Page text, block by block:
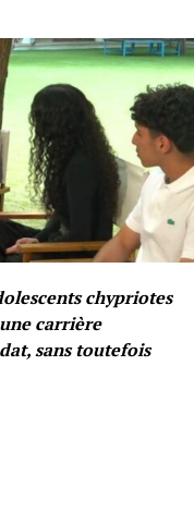
chypriotes
carrière
sans toutefois